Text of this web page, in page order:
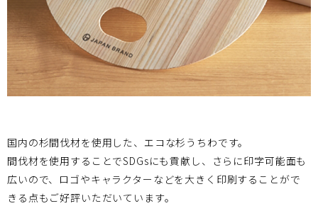
国内の杉間伐材を使用した、エコな杉うちわです。
間伐材を使用することでSDGsにも貢献し、さらに印字可能面も
広いので、ロゴやキャラクターなどを大きく印刷することがで
きる点もご好評いただいています。